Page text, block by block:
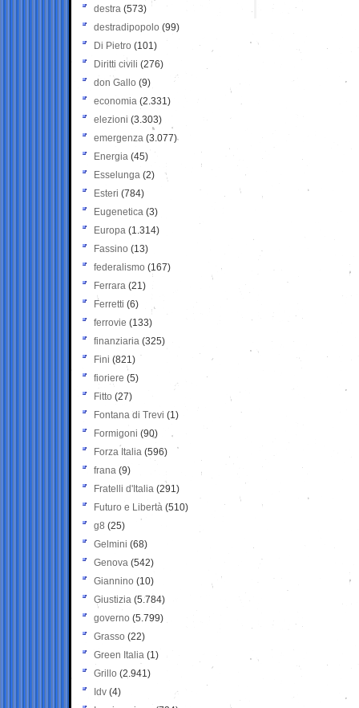
destra (573)
destradipopolo (99)
Di Pietro (101)
Diritti civili (276)
don Gallo (9)
economia (2.331)
elezioni (3.303)
emergenza (3.077)
Energia (45)
Esselunga (2)
Esteri (784)
Eugenetica (3)
Europa (1.314)
Fassino (13)
federalismo (167)
Ferrara (21)
Ferretti (6)
ferrovie (133)
finanziaria (325)
Fini (821)
fioriere (5)
Fitto (27)
Fontana di Trevi (1)
Formigoni (90)
Forza Italia (596)
frana (9)
Fratelli d'Italia (291)
Futuro e Libertà (510)
g8 (25)
Gelmini (68)
Genova (542)
Giannino (10)
Giustizia (5.784)
governo (5.799)
Grasso (22)
Green Italia (1)
Grillo (2.941)
Idv (4)